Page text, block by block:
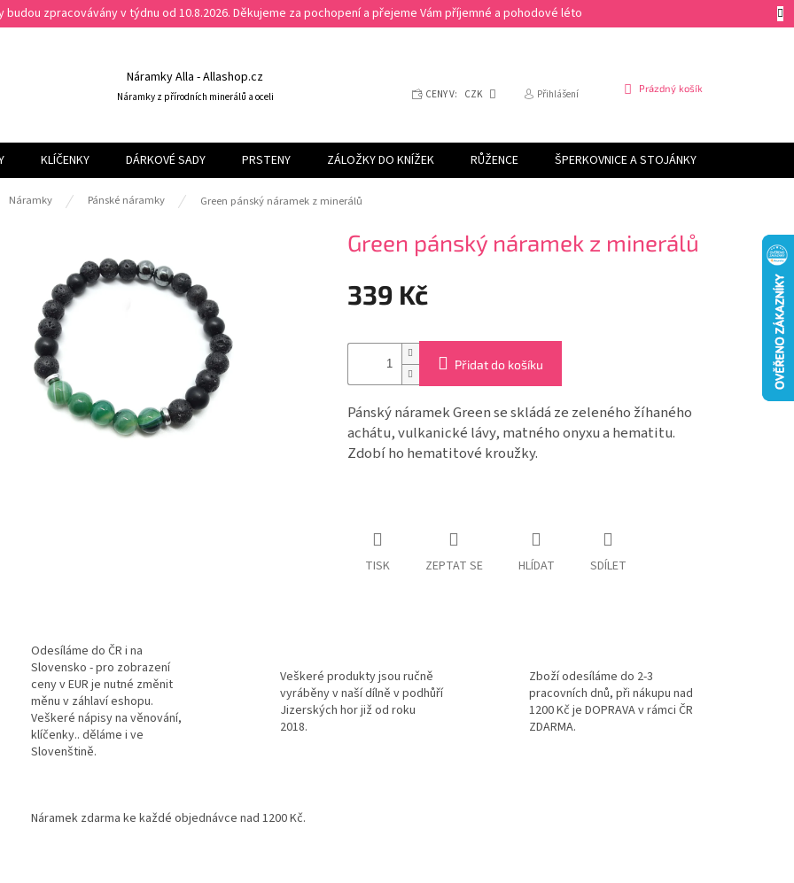
budou zpracovávány v týdnu od 10.8.2026. Děkujeme za pochopení a přejeme Vám příjemné a pohodové léto
CENY V: CZK Přihlášení
Náramky Alla - Allashop.cz
Náramky z přírodních minerálů a oceli
NÁKUPNÍ
Prázdný košík
KLÍČENKY DÁRKOVÉ SADY PRSTENY ZÁLOŽKY DO KNÍŽEK RŮŽENCE ŠPERKOVNICE A STOJÁNKY
Náramky Pánské náramky Green pánský náramek z minerálů
Green pánský náramek z minerálů
339 Kč
cena:
Přidat do košíku
Pánský náramek Green se skládá ze zeleného žíhaného
achátu, vulkanické lávy, matného onyxu a hematitu.
Zdobí ho hematitové kroužky.
TISK ZEPTAT SE HLÍDAT SDÍLET
Odesíláme do ČR i na
Slovensko - pro zobrazení
ceny v EUR je nutné změnit
měnu v záhlaví eshopu.
Veškeré nápisy na věnování,
klíčenky.. děláme i ve
Slovenštině.
Veškeré produkty jsou ručně
vyráběny v naší dílně v podhůří
Jizerských hor již od roku
2018.
Zboží odesíláme do 2-3
pracovních dnů, při nákupu nad
1200 Kč je DOPRAVA v rámci ČR
ZDARMA.
Náramek zdarma ke každé objednávce nad 1200 Kč.